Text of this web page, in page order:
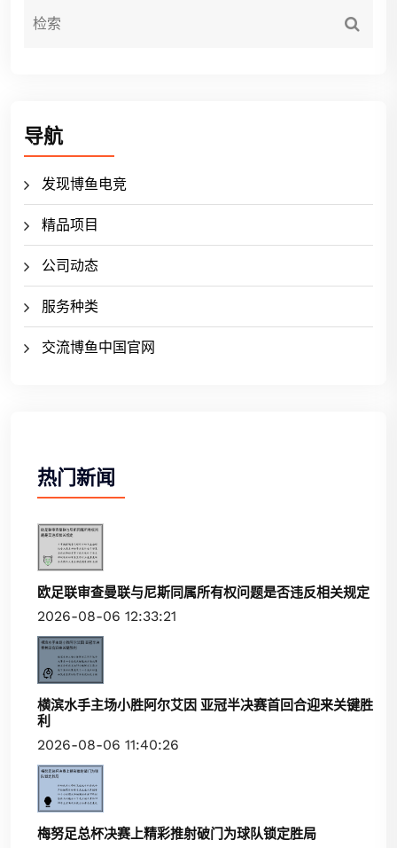
导航
发现博鱼电竞
精品项目
公司动态
服务种类
交流博鱼中国官网
热门新闻
欧足联审查曼联与尼斯同属所有权问题是否违反相关规定
2026-08-06 12:33:21
横滨水手主场小胜阿尔艾因 亚冠半决赛首回合迎来关键胜
利
2026-08-06 11:40:26
梅努足总杯决赛上精彩推射破门为球队锁定胜局